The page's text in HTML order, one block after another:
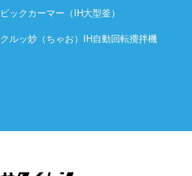
ビックカーマー（IH大型釜）
クルッ炒（ちゃお）IH自動回転攪拌機